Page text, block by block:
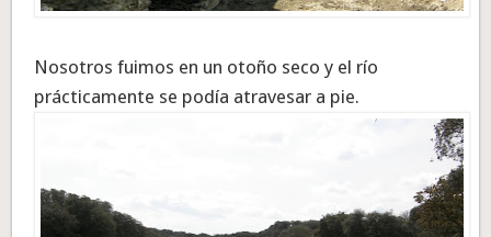
Nosotros fuimos en un otoño seco y el río
prácticamente se podía atravesar a pie.